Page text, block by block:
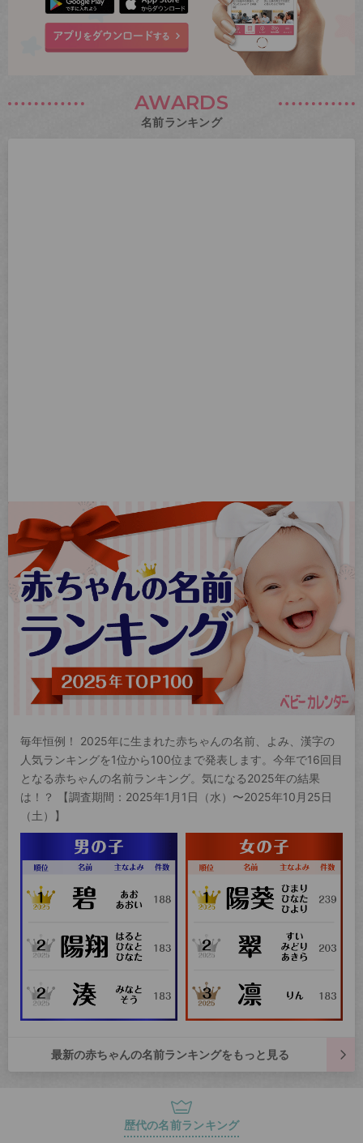
AWARDS
名前ランキング
毎年恒例！ 2025年に生まれた赤ちゃんの名前、よみ、漢字の
人気ランキングを1位から100位まで発表します。今年で16回目
となる赤ちゃんの名前ランキング。気になる2025年の結果
は！？ 【調査期間：2025年1月1日（水）〜2025年10月25日
（土）】
最新の赤ちゃんの名前ランキングをもっと見る
歴代の名前ランキング